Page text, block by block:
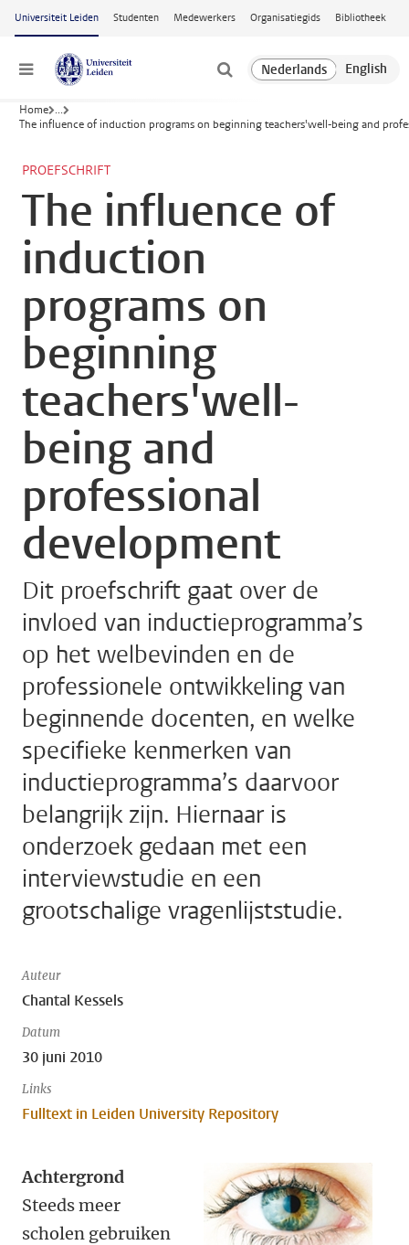
Ga naar hoofdinhoud
Universiteit Leiden Studenten Medewerkers Organisatiegids Bibliotheek
Menu
Home ...
The influence of induction programs on beginning teachers'well-being and
PROEFSCHRIFT
The influence of
induction
programs on
beginning
teachers'well-
being and
professional
development
Dit proefschrift gaat over de
invloed van inductieprogramma’s
op het welbevinden en de
professionele ontwikkeling van
beginnende docenten, en welke
specifieke kenmerken van
inductieprogramma’s daarvoor
belangrijk zijn. Hiernaar is
onderzoek gedaan met een
interviewstudie en een
grootschalige vragenlijststudie.
Auteur
Chantal Kessels
Datum
30 juni 2010
Links
Fulltext in Leiden University Repository
Achtergrond
Steeds meer
scholen gebruiken